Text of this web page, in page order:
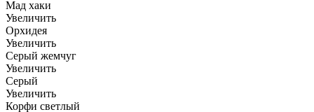
Мад хаки
Увеличить
Орхидея
Увеличить
Серый жемчуг
Увеличить
Серый
Увеличить
Корфи светлый